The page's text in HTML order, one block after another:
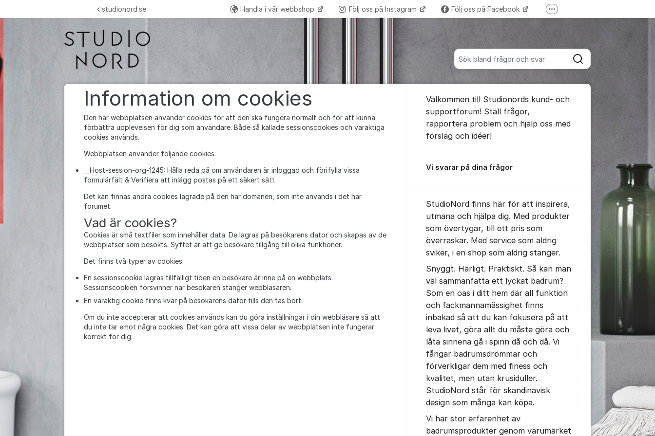
Sök bland alla inlägg
Sök
studionord.se Handla i vår webbshop Följ oss på Instagram Följ oss på Facebook Fler supportlänkar
Information om cookies
Den här webbplatsen använder cookies för att den ska fungera normalt och för att kunna
förbättra upplevelsen för dig som användare. Både så kallade sessionscookies och varaktiga
cookies används.
Webbplatsen använder följande cookies:
__Host-session-org-1245: Hålla reda på om användaren är inloggad och förifylla vissa
formulärfält & Verifiera att inlägg postas på ett säkert sätt
Det kan finnas andra cookies lagrade på den här domänen, som inte används i det här
forumet.
Vad är cookies?
Cookies är små textfiler som innehåller data. De lagras på besökarens dator och skapas av de
webbplatser som besökts. Syftet är att ge besökare tillgång till olika funktioner.
Det finns två typer av cookies:
En sessionscookie lagras tillfälligt tiden en besökare är inne på en webbplats.
Sessionscookien försvinner när besökaren stänger webbläsaren.
En varaktig cookie finns kvar på besökarens dator tills den tas bort.
Om du inte accepterar att cookies används kan du göra inställningar i din webbläsare så att
du inte tar emot några cookies. Det kan göra att vissa delar av webbplatsen inte fungerar
korrekt för dig.
Välkommen till Studionords kund- och
supportforum! Ställ frågor,
rapportera problem och hjälp oss med
förslag och idéer!
Vi svarar på dina frågor
StudioNord finns här för att inspirera,
utmana och hjälpa dig. Med produkter
som övertygar, till ett pris som
överraskar. Med service som aldrig
sviker, i en shop som aldrig stänger.
Snyggt. Härligt. Praktiskt. Så kan man
väl sammanfatta ett lyckat badrum?
Som en oas i ditt hem där all funktion
och fackmannamässighet finns
inbakad så att du kan fokusera på att
leva livet, göra allt du måste göra och
låta sinnena gå i spinn då och då. Vi
fångar badrumsdrömmar och
förverkligar dem med finess och
kvalitet, men utan krusiduller.
StudioNord står för skandinavisk
design som många kan köpa.
Vi har stor erfarenhet av
badrumsprodukter genom varumärket